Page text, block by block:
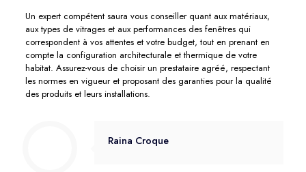
Un expert compétent saura vous conseiller quant aux matériaux,
aux types de vitrages et aux performances des fenêtres qui
correspondent à vos attentes et votre budget, tout en prenant en
compte la configuration architecturale et thermique de votre
habitat. Assurez-vous de choisir un prestataire agréé, respectant
les normes en vigueur et proposant des garanties pour la qualité
des produits et leurs installations.
Raina Croque